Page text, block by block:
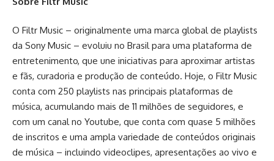
O Filtr Music – originalmente uma marca global de playlists
da Sony Music – evoluiu no Brasil para uma plataforma de
entretenimento, que une iniciativas para aproximar artistas
e fãs, curadoria e produção de conteúdo. Hoje, o Filtr Music
conta com 250 playlists nas principais plataformas de
música, acumulando mais de 11 milhões de seguidores, e
com um canal no Youtube, que conta com quase 5 milhões
de inscritos e uma ampla variedade de conteúdos originais
de música – incluindo videoclipes, apresentações ao vivo e